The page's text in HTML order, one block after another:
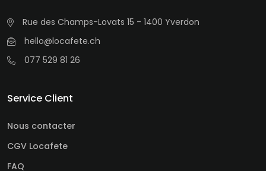
Rue des Champs-Lovats 15 - 1400 Yverdon
hello@locafete.ch
077 529 81 26
Service Client
Nous contacter
CGV Locafete
FAQ